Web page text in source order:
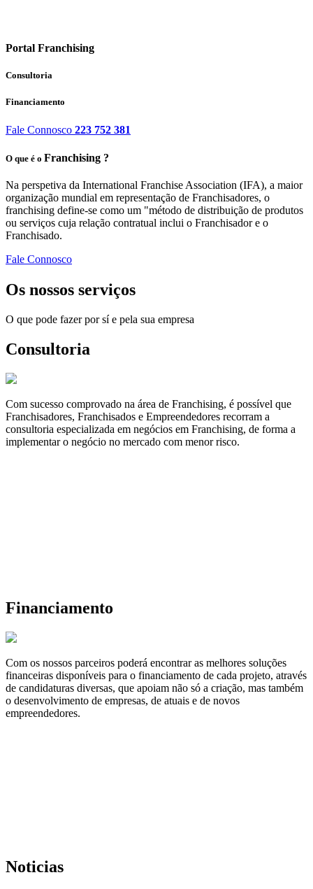
Portal Franchising
Consultoria
Financiamento
Fale Connosco 223 752 381
O que é o Franchising ?
Na perspetiva da International Franchise Association (IFA), a maior
organização mundial em representação de Franchisadores, o
franchising define-se como um "método de distribuição de produtos
ou serviços cuja relação contratual inclui o Franchisador e o
Franchisado.
Fale Connosco
Os nossos serviços
O que pode fazer por sí e pela sua empresa
Consultoria
Com sucesso comprovado na área de Franchising, é possível que
Franchisadores, Franchisados e Empreendedores recorram a
consultoria especializada em negócios em Franchising, de forma a
implementar o negócio no mercado com menor risco.
Financiamento
Com os nossos parceiros poderá encontrar as melhores soluções
financeiras disponíveis para o financiamento de cada projeto, através
de candidaturas diversas, que apoiam não só a criação, mas também
o desenvolvimento de empresas, de atuais e de novos
empreendedores.
Noticias